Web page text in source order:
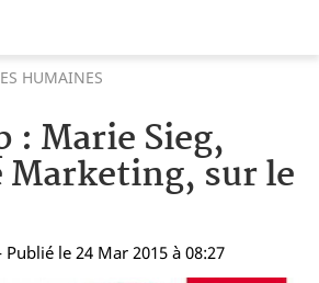
HUMAINES
: Marie Sieg,
sur le
Publié le 24 Mar 2015 à 08:27